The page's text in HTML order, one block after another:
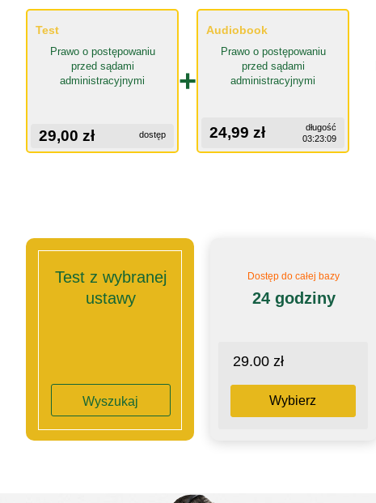
Test
Prawo o postępowaniu
przed sądami
administracyjnymi
29,00 zł dostęp
+
Audiobook
Prawo o postępowaniu
przed sądami
administracyjnymi
24,99 zł
długość
03:23:09
Test z wybranej
ustawy
Wyszukaj
Dostęp do całej bazy
24 godziny
29.00 zł
Wybierz